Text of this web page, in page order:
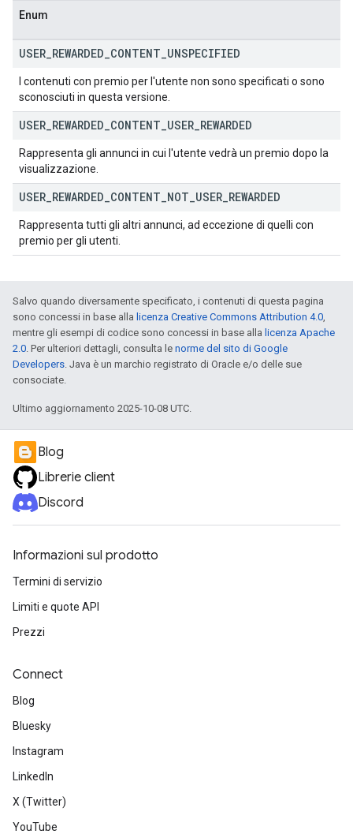
Enum
USER REWARDED CONTENT UNSPECIFIED
I contenuti con premio per l'utente non sono specificati o sono
sconosciuti in questa versione.
USER REWARDED CONTENT USER REWARDED
Rappresenta gli annunci in cui l'utente vedrà un premio dopo la
visualizzazione.
USER REWARDED CONTENT NOT USER REWARDED
Rappresenta tutti gli altri annunci, ad eccezione di quelli con
premio per gli utenti.
Salvo quando diversamente specificato, i contenuti di questa pagina
sono concessi in base alla licenza Creative Commons Attribution 4.0,
mentre gli esempi di codice sono concessi in base alla licenza Apache
2.0. Per ulteriori dettagli, consulta le norme del sito di Google
Developers. Java è un marchio registrato di Oracle e/o delle sue
consociate.
Ultimo aggiornamento 2025-10-08 UTC.
Blog
Librerie client
Discord
Informazioni sul prodotto
Termini di servizio
Limiti e quote API
Prezzi
Connect
Blog
Bluesky
Instagram
LinkedIn
X (Twitter)
YouTube